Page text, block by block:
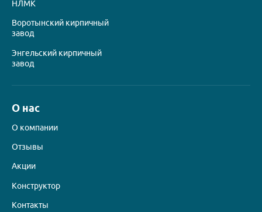
НЛМК
Воротынский кирпичный
завод
Энгельский кирпичный
завод
О нас
О компании
Отзывы
Акции
Конструктор
Контакты